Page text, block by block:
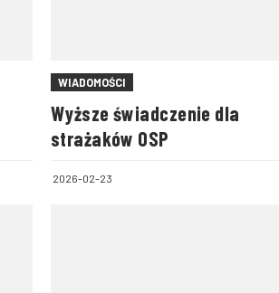
WIADOMOŚCI
Wyższe świadczenie dla
strażaków OSP
2026-02-23